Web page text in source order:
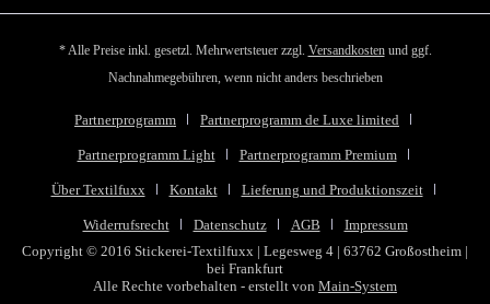
* Alle Preise inkl. gesetzl. Mehrwertsteuer zzgl. Versandkostenund ggf.
Nachnahmegebühren, wenn nicht anders beschrieben
Partnerprogramm Partnerprogramm de Luxe limited
Partnerprogramm Light Partnerprogramm Premium
Über Textilfuxx Kontakt Lieferung und Produktionszeit
Widerrufsrecht Datenschutz AGB
Impressum
Copyright © 2016 Stickerei-Textilfuxx | Legesweg 4 | 63762 Großostheim |
bei Frankfurt
Alle Rechte vorbehalten - erstellt von Main-System